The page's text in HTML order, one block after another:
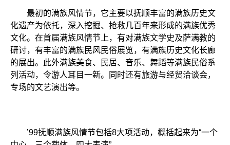
最初的满族风情节，它主要以抚顺丰富的满族历史文
化遗产为依托，深入挖掘、抢救几百年来形成的满族优秀
文化。在首届满族风情节上，有对满族文学史及萨满教的
研讨，有丰富的满族民风民俗展览，有满族历史文化长廊
的展出。此外满族美食、民居、音乐、舞蹈等满族民俗系
列活动，令游人耳目一新。同时还有旅游与经贸洽谈会，
专场的文艺演出等。
’99抚顺满族风情节包括8大项活动，概括起来为“一个